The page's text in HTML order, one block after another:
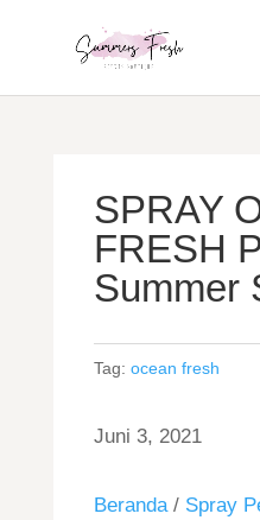
SPRAY
FRESH
Summer
Tag: ocean fresh
Juni 3, 2021
Beranda/ Spray